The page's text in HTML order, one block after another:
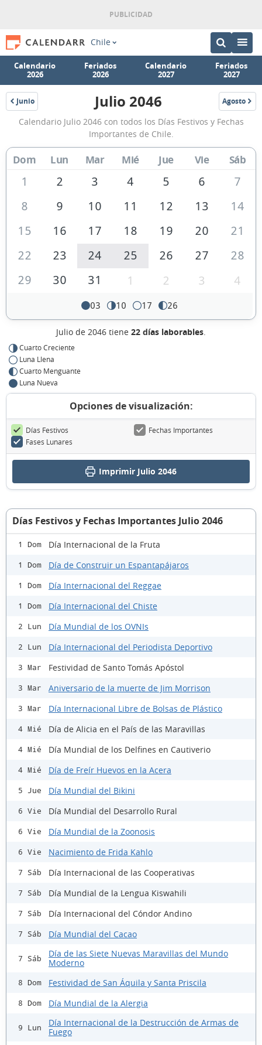
Chile
Calendario
2026
Feriados
2026
Calendario
2027
Feriados
2027
Junio
2046
Calendario
Julio
2046
de
Chile
Julio 2046 Agosto
2046
Calendario Julio 2046 con todos los Días Festivos y Fechas
Importantes de Chile.
Dom Lun Mar Mié Jue Vie Sáb
1 2 3 4 5 6
7
8
9 10 11 12 13
14
15
16 17 18 19 20
21
22
23 24 25 26 27
28
29
30 31 1 2 3 4
03 10 17 26
Julio de 2046 tiene 22 días laborables.
Cuarto Creciente
Luna Llena
Cuarto Menguante
Luna Nueva
Opciones de visualización:
Días Festivos
Fechas Importantes
Fases Lunares
Imprimir Julio 2046
Días Festivos y Fechas Importantes Julio 2046
1 Dom Día Internacional de la Fruta
1 Dom Día de Construir un Espantapájaros
1 Dom Día Internacional del Reggae
1 Dom Día Internacional del Chiste
2 Lun Día Mundial de los OVNIs
2 Lun Día Internacional del Periodista Deportivo
3 Mar Festividad de Santo Tomás Apóstol
3 Mar Aniversario de la muerte de Jim Morrison
3 Mar Día Internacional Libre de Bolsas de Plástico
4 Mié Día de Alicia en el País de las Maravillas
4 Mié Día Mundial de los Delfines en Cautiverio
4 Mié Día de Freír Huevos en la Acera
5 Jue Día Mundial del Bikini
6 Vie Día Mundial del Desarrollo Rural
6 Vie Día Mundial de la Zoonosis
6 Vie Nacimiento de Frida Kahlo
7 Sáb Día Internacional de las Cooperativas
7 Sáb Día Mundial de la Lengua Kiswahili
7 Sáb Día Internacional del Cóndor Andino
7 Sáb Día Mundial del Cacao
7 Sáb
Día de las Siete Nuevas Maravillas del Mundo
Moderno
8 Dom Festividad de San Áquila y Santa Priscila
8 Dom Día Mundial de la Alergia
9 Lun
Día Internacional de la Destrucción de Armas de
Fuego